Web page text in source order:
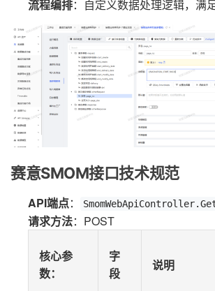
流程编排：自定义数据处理逻辑，满
赛意SMOM接口技术规范
API端点：
请求方法：POST
核心参
数：
字
段
说明